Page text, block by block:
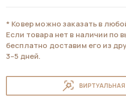
* Ковер можно заказать в
Если товара нет в наличии по
бесплатно доставим его из
3–5 дней.